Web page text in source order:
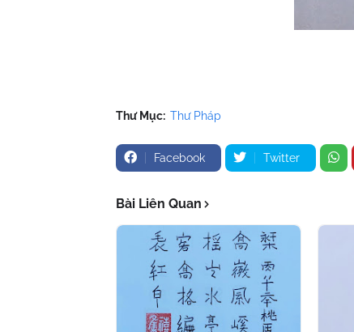
Thư Mục: Thư Pháp
Facebook Twitter
Bài Liên Quan